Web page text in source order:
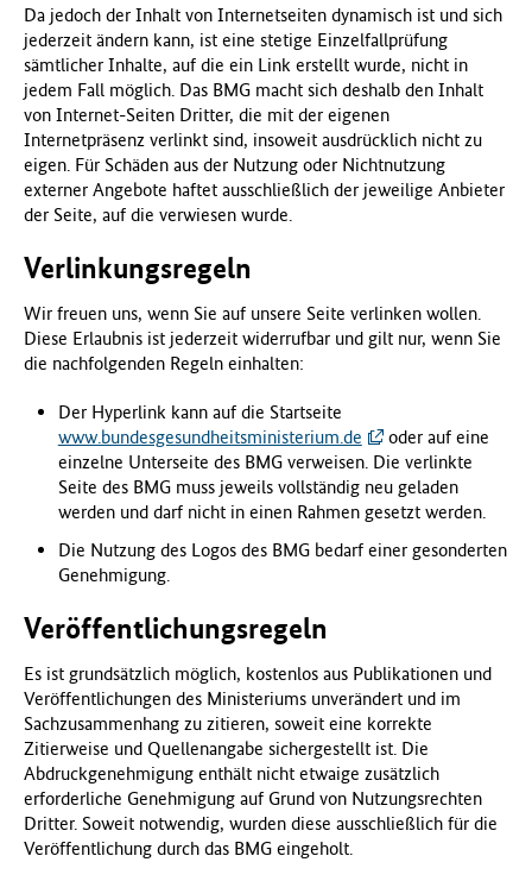
G
)
Da jedoch der Inhalt von Internetseiten dynamisch ist und sich
jederzeit ändern kann, ist eine stetige Einzelfallprüfung
sämtlicher Inhalte, auf die ein Link erstellt wurde, nicht in
jedem Fall möglich. Das BMG macht sich deshalb den Inhalt
von Internet-Seiten Dritter, die mit der eigenen
Internetpräsenz verlinkt sind, insoweit ausdrücklich nicht zu
eigen. Für Schäden aus der Nutzung oder Nichtnutzung
externer Angebote haftet ausschließlich der jeweilige Anbieter
der Seite, auf die verwiesen wurde.
Verlinkungsregeln
Wir freuen uns, wenn Sie auf unsere Seite verlinken wollen.
Diese Erlaubnis ist jederzeit widerrufbar und gilt nur, wenn Sie
die nachfolgenden Regeln einhalten:
Der Hyperlink kann auf die Startseite
www.bundesgesundheitsministerium.de
oder auf eine
einzelne Unterseite des BMG verweisen. Die verlinkte
Seite des BMG muss jeweils vollständig neu geladen
werden und darf nicht in einen Rahmen gesetzt werden.
Die Nutzung des Logos des BMG bedarf einer gesonderten
Genehmigung.
Veröffentlichungsregeln
Es ist grundsätzlich möglich, kostenlos aus Publikationen und
Veröffentlichungen des Ministeriums unverändert und im
Sachzusammenhang zu zitieren, soweit eine korrekte
Zitierweise und Quellenangabe sichergestellt ist. Die
Abdruckgenehmigung enthält nicht etwaige zusätzlich
erforderliche Genehmigung auf Grund von Nutzungsrechten
Dritter. Soweit notwendig, wurden diese ausschließlich für die
Veröffentlichung durch das BMG eingeholt.